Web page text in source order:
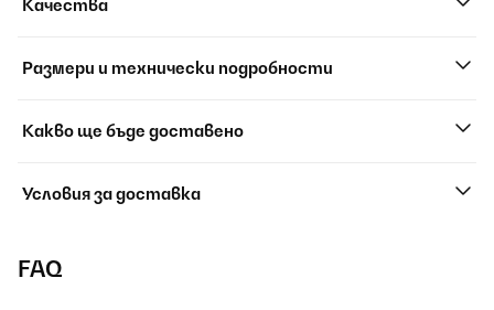
Качества
Размери и технически подробности
Какво ще бъде доставено
Условия за доставка
FAQ